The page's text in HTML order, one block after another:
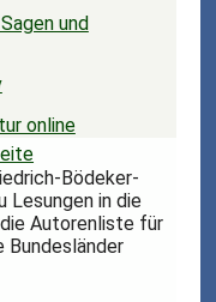
und
online
Bödeker-
Lesungen in die
Autorenliste für
Bundesländer